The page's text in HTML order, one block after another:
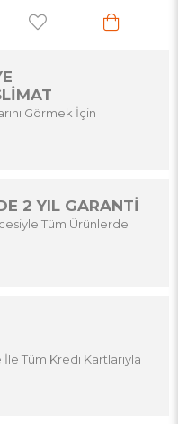
Görmek İçin
2 YIL GARANTİ
Tüm Ürünlerde
Tüm Kredi Kartlarıyla